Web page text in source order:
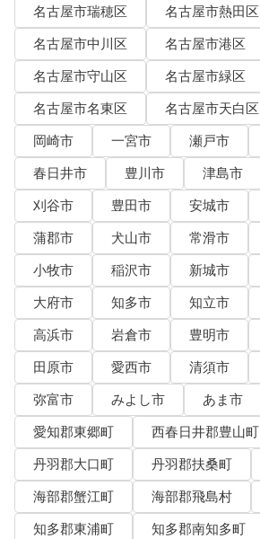
名古屋市瑞穂区
名古屋市熱田区
名古屋市中川区
名古屋市港区
名古屋市守山区
名古屋市緑区
名古屋市名東区
名古屋市天白区
岡崎市
一宮市 瀬戸市
春日井市
豊川市 津島市
刈谷市
豊田市 安城市
蒲郡市
犬山市 常滑市
小牧市
稲沢市 新城市
大府市
知多市 知立市
高浜市
岩倉市 豊明市
田原市
愛西市 清須市
弥富市
みよし市 あま市
愛知郡東郷町
西春日井郡豊山町
丹羽郡大口町
丹羽郡扶桑町
海部郡蟹江町
海部郡飛島村
知多郡東浦町
知多郡南知多町